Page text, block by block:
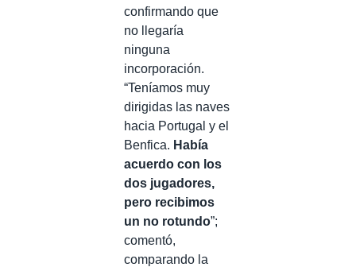
confirmando que
no llegaría
ninguna
incorporación.
“Teníamos muy
dirigidas las naves
hacia Portugal y el
Benfica. Había
acuerdo con los
dos jugadores,
pero recibimos
un no rotundo”;
comentó,
comparando la